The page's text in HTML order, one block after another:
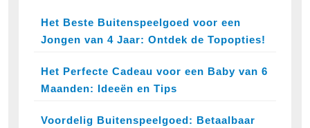
Het Beste Buitenspeelgoed voor een
Jongen van 4 Jaar: Ontdek de Topopties!
Het Perfecte Cadeau voor een Baby van 6
Maanden: Ideeën en Tips
Voordelig Buitenspeelgoed: Betaalbaar